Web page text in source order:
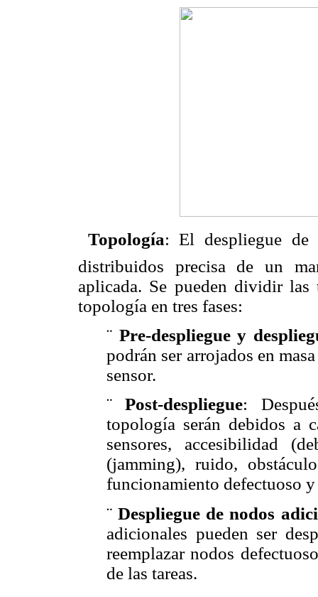
Topología: El despliegue de
distribuidos precisa de un
aplicada. Se pueden dividir
topología en tres fases:
¨ Pre-despliegue y
podrán ser arrojados en
sensor.
¨
Post-despliegue:
topología serán debidos a
sensores, accesibilidad
(jamming), ruido,
funcionamiento defectuoso y
¨ Despliegue de nodos
adicionales pueden ser
reemplazar nodos
de las tareas.